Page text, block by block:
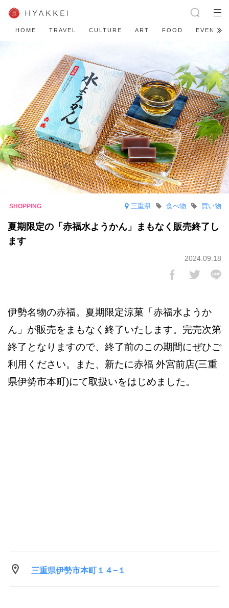
HOME TRAVEL CULTURE ART FOOD EVENT
三重県 買い物
食べ物
夏期限定の「赤福水ようかん」まもなく販売終了し
ます
2024.09.18
伊勢名物の赤福。夏期限定涼菓「赤福水ようか
ん」が販売をまもなく終了いたします。完売次第
終了となりますので、終了前のこの期間にぜひご
利用ください。また、新たに赤福 外宮前店(三重
県伊勢市本町)にて取扱いをはじめました。
三重県伊勢市本町１４−１